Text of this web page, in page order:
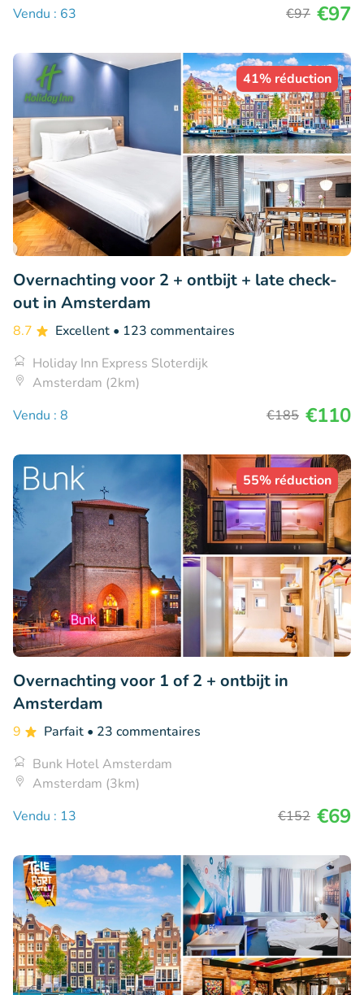
Vendu : 63
€97 €97
41% réduction
Overnachting voor 2 + ontbijt + late check-
out in Amsterdam
8.7 Excellent • 123 commentaires
Holiday Inn Express Sloterdijk
Amsterdam (2km)
Vendu : 8
€185 €110
55% réduction
Overnachting voor 1 of 2 + ontbijt in
Amsterdam
9 Parfait • 23 commentaires
Bunk Hotel Amsterdam
Amsterdam (3km)
Vendu : 13
€152 €69